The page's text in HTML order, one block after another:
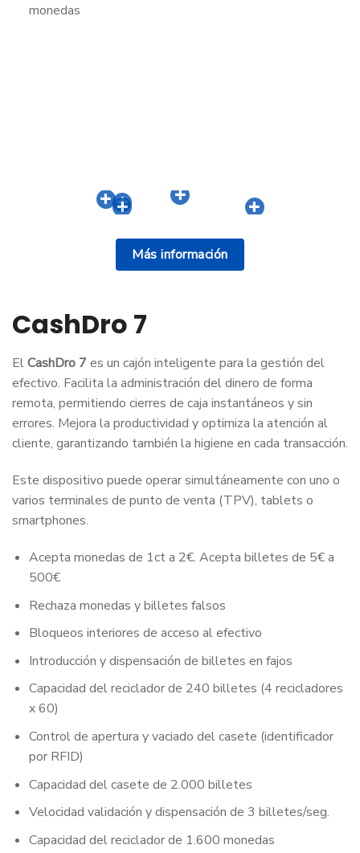
monedas
CashDro 7
ElCashDro 7 es un cajón inteligente para la gestión del
efectivo. Facilita la administración del dinero de forma
remota, permitiendo cierres de caja instantáneos y sin
errores. Mejora la productividad y optimiza la atención al
cliente, garantizando también la higiene en cada transacción.
Este dispositivo puede operar simultáneamente con uno o
varios terminales de punto de venta (TPV), tablets o
smartphones.
Acepta monedas de 1ct a 2€. Acepta billetes de 5€ a
500€
Rechaza monedas y billetes falsos
Bloqueos interiores de acceso al efectivo
Introducción y dispensación de billetes en fajos
Capacidad del reciclador de 240 billetes (4 recicladores
x 60)
Control de apertura y vaciado del casete (identificador
por RFID)
Capacidad del casete de 2.000 billetes
Velocidad validación y dispensación de 3 billetes/seg.
Capacidad del reciclador de 1.600 monedas
Más información